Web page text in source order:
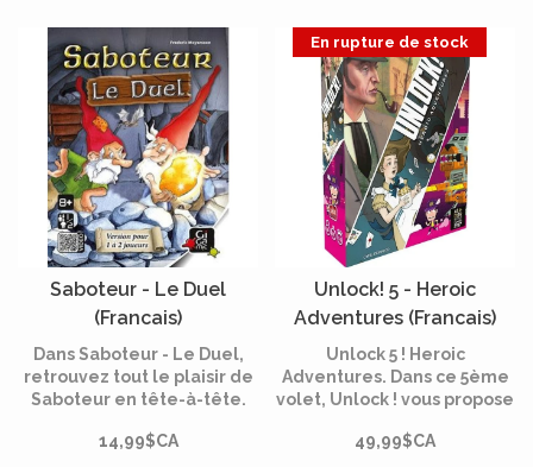
Saboteur - Le Duel
(Francais)
Dans Saboteur - Le Duel,
retrouvez tout le plaisir de
Saboteur en tête-à-tête.
chemin vers les pépites d'or
14,99$CA
En rupture de stock
Unlock! 5 - Heroic
Adventures (Francais)
Unlock 5 ! Heroic
Adventures. Dans ce 5ème
volet, Unlock ! vous propose
nouvelles énigmes issues
49,99$CA